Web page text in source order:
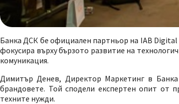
Банка ДСК бе официален партньор на IAB
фокусира върху бързото развитие на
комуникация.
Димитър Денев, Директор Маркетинг в
брандовете. Той сподели експертен опит от
техните нужди.